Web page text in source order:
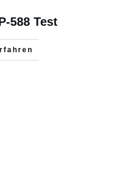
588 Test